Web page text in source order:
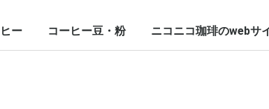
ー コーヒー豆・粉 ニコニコ珈琲のwebサ